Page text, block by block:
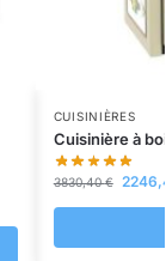
CUISINIÈRES
Cuisinière à
3830,40€